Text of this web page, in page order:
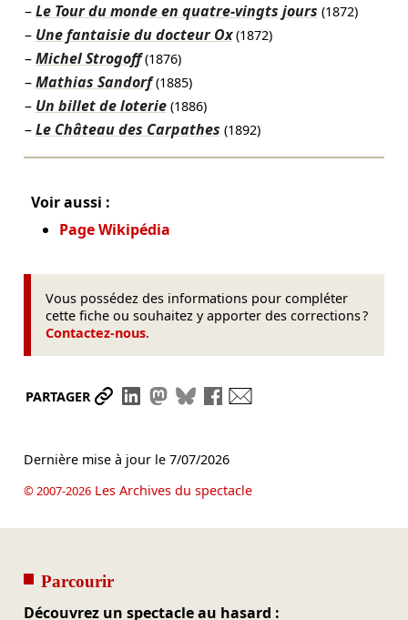
Le Tour du monde en quatre-vingts jours (1872)
Une fantaisie du docteur Ox (1872)
Michel Strogoff (1876)
Mathias Sandorf (1885)
Un billet de loterie (1886)
Le Château des Carpathes (1892)
Voir aussi :
Page Wikipédia
Vous possédez des informations pour compléter
cette fiche ou souhaitez y apporter des corrections ?
Contactez-nous.
PARTAGER Partager le lien
Partager sur LinkedIn
Partager sur Mastodon
Partager sur Bluesky
Partager sur Facebook
Dernière mise à jour le 7/07/2026
© 2007-2026Les Archives du spectacle
Parcourir
Découvrez un spectacle au hasard :